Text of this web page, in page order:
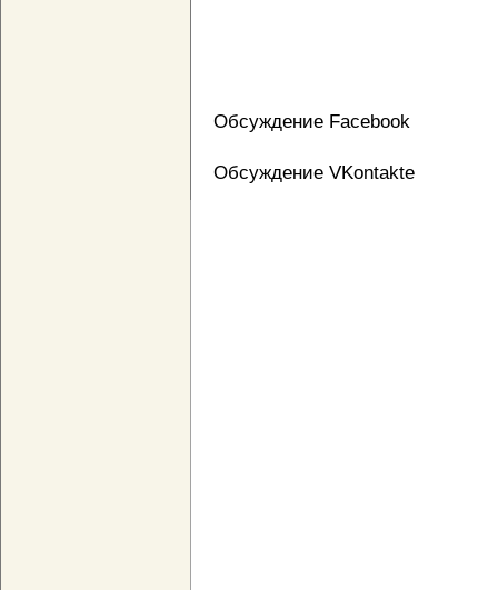
Обсуждение Facebook
Обсуждение VKontakte